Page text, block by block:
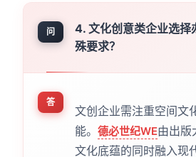
问
4. 文化创意类企业选择
殊要求？
答
文创企业需注重空间文
能。 德必世纪WE由出版
文化底蕴的同时融入现